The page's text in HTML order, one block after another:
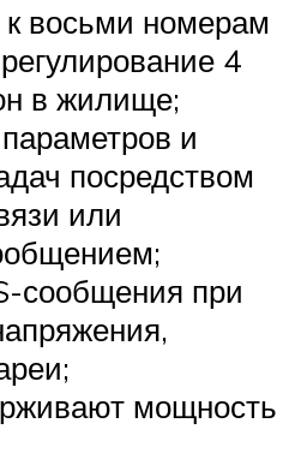
восьми номерам
4
в жилище;
и
посредством
или
сообщения при
мощность